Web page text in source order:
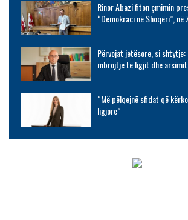
Rinor Abazi fiton çmimin
“Demokraci në Shoqëri”, në
Përvojat jetësore, si shtytje:
mbrojtje të ligjit dhe arsimit
“Më pëlqejnë sfidat që
ligjore”